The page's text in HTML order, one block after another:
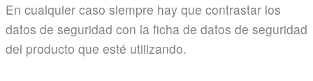
En cualquier caso siempre hay que contrastar los
datos de seguridad con la ficha de datos de seguridad
del producto que esté utilizando.